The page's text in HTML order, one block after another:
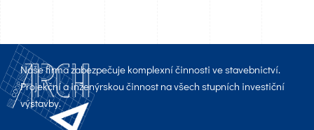
Naše firma zabezpečuje komplexní činnosti ve stavebnictví.
Projekční a inženýrskou činnost na všech stupních investiční
výstavby.